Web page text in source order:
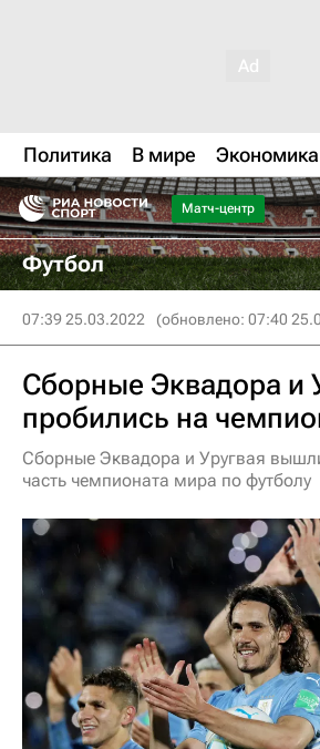
Политика В мире Экономика
Матч-центр
Футбол
07:39 25.03.2022 (обновлено: 07:40
Сборные Эквадора и
пробились на
Сборные Эквадора и Уругвая
часть чемпионата мира по футболу